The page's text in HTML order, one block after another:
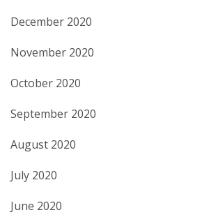
December 2020
November 2020
October 2020
September 2020
August 2020
July 2020
June 2020